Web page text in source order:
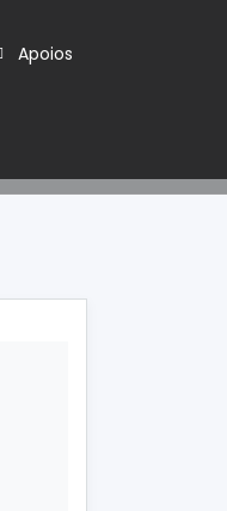
Apoios